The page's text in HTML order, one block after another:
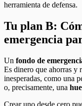
herramienta de defensa.
Tu plan B:
emergencia
Un fondo de
Es dinero que ahorras y
inesperadas, como una
o, precisamente, una